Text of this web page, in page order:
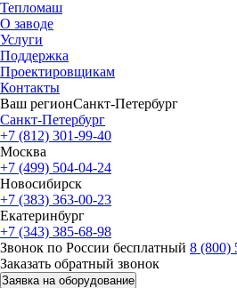
Тепломаш
О заводе
Услуги
Поддержка
Проектировщикам
Контакты
Ваш регионСанкт-Петербург
Санкт-Петербург
+7 (812) 301-99-40
Москва
+7 (499) 504-04-24
Новосибирск
+7 (383) 363-00-23
Екатеринбург
+7 (343) 385-68-98
Звонок по России бесплатный 8 (800)
Заказать обратный звонок
Заявка на оборудование